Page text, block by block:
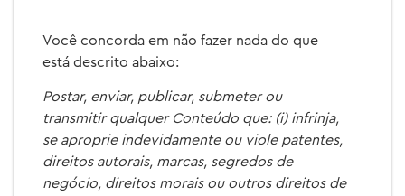
Você concorda em não fazer nada do que
está descrito abaixo:
Postar, enviar, publicar, submeter ou
transmitir qualquer Conteúdo que: (i) infrinja,
se aproprie indevidamente ou viole patentes,
direitos autorais, marcas, segredos de
negócio, direitos morais ou outros direitos de